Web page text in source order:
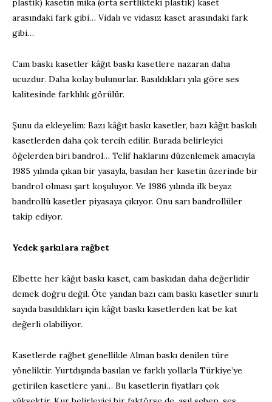
plastik) kasetin mika (orta sertlikteki plastik) kaset
arasındaki fark gibi… Vidalı ve vidasız kaset arasındaki fark
gibi…
Cam baskı kasetler kâğıt baskı kasetlere nazaran daha
ucuzdur. Daha kolay bulunurlar. Basıldıkları yıla göre ses
kalitesinde farklılık görülür.
Şunu da ekleyelim: Bazı kâğıt baskı kasetler, bazı kâğıt baskılı
kasetlerden daha çok tercih edilir. Burada belirleyici
öğelerden biri bandrol… Telif haklarını düzenlemek amacıyla
1985 yılında çıkan bir yasayla, basılan her kasetin üzerinde bir
bandrol olması şart koşuluyor. Ve 1986 yılında ilk beyaz
bandrollü kasetler piyasaya çıkıyor. Onu sarı bandrollüler
takip ediyor.
Yedek şarkılara rağbet
Elbette her kâğıt baskı kaset, cam baskıdan daha değerlidir
demek doğru değil. Öte yandan bazı cam baskı kasetler sınırlı
sayıda basıldıkları için kâğıt baskı kasetlerden kat be kat
değerli olabiliyor.
Kasetlerde rağbet genellikle Alman baskı denilen türe
yöneliktir. Yurtdışında basılan ve farklı yollarla Türkiye’ye
getirilen kasetlere yani… Bu kasetlerin fiyatları çok